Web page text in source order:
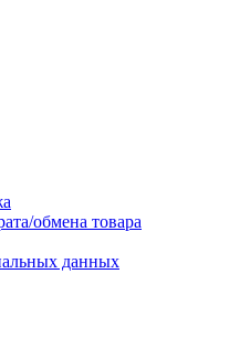
обмена товара
данных